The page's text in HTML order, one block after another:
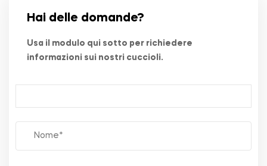
Hai delle domande?
Usa il modulo qui sotto per richiedere
informazioni sui nostri cuccioli.